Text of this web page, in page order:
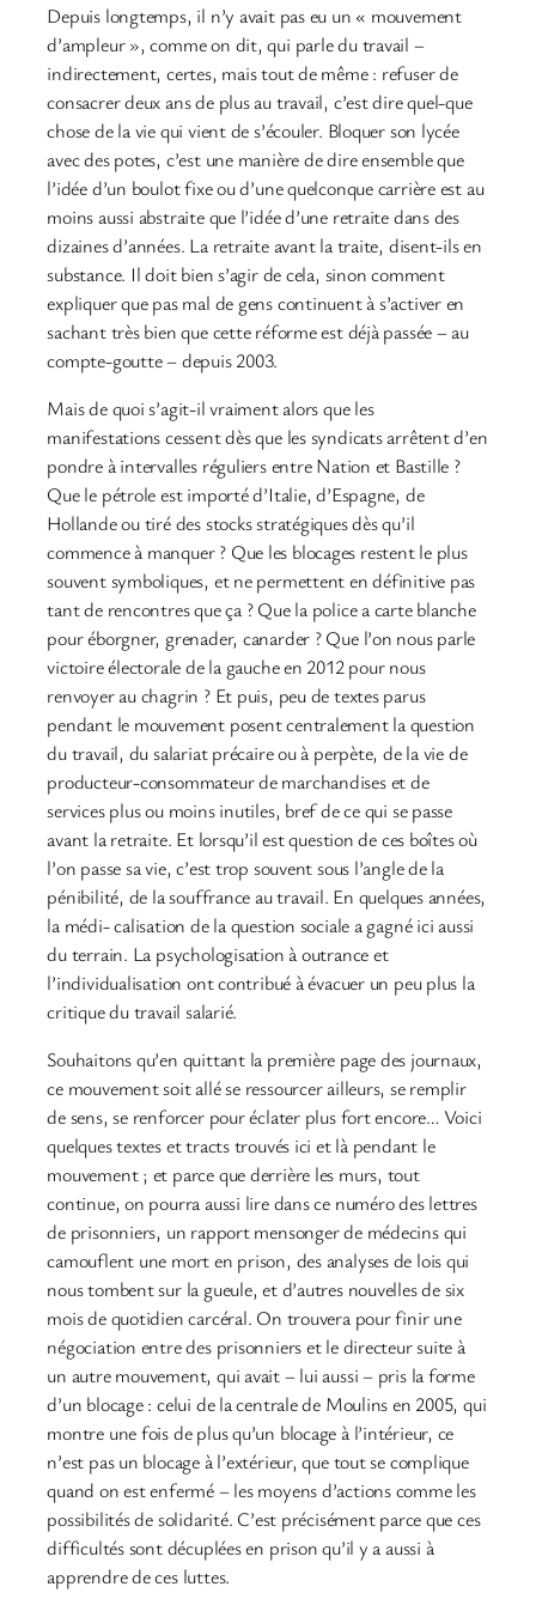
Depuis longtemps, il n’y avait pas eu un « mouvement
d’ampleur », comme on dit, qui parle du travail –
indirectement, certes, mais tout de même : refuser de
consacrer deux ans de plus au travail, c’est dire quel-que
chose de la vie qui vient de s’écouler. Bloquer son lycée
avec des potes, c’est une manière de dire ensemble que
l’idée d’un boulot fixe ou d’une quelconque carrière est au
moins aussi abstraite que l’idée d’une retraite dans des
dizaines d’années. La retraite avant la traite, disent-ils en
substance. Il doit bien s’agir de cela, sinon comment
expliquer que pas mal de gens continuent à s’activer en
sachant très bien que cette réforme est déjà passée – au
compte-goutte – depuis 2003.
Mais de quoi s’agit-il vraiment alors que les
manifestations cessent dès que les syndicats arrêtent d’en
pondre à intervalles réguliers entre Nation et Bastille ?
Que le pétrole est importé d’Italie, d’Espagne, de
Hollande ou tiré des stocks stratégiques dès qu’il
commence à manquer ? Que les blocages restent le plus
souvent symboliques, et ne permettent en définitive pas
tant de rencontres que ça ? Que la police a carte blanche
pour éborgner, grenader, canarder ? Que l’on nous parle
victoire électorale de la gauche en 2012 pour nous
renvoyer au chagrin ? Et puis, peu de textes parus
pendant le mouvement posent centralement la question
du travail, du salariat précaire ou à perpète, de la vie de
producteur-consommateur de marchandises et de
services plus ou moins inutiles, bref de ce qui se passe
avant la retraite. Et lorsqu’il est question de ces boîtes où
l’on passe sa vie, c’est trop souvent sous l’angle de la
pénibilité, de la souffrance au travail. En quelques années,
la médi- calisation de la question sociale a gagné ici aussi
du terrain. La psychologisation à outrance et
l’individualisation ont contribué à évacuer un peu plus la
critique du travail salarié.
Souhaitons qu’en quittant la première page des journaux,
ce mouvement soit allé se ressourcer ailleurs, se remplir
de sens, se renforcer pour éclater plus fort encore… Voici
quelques textes et tracts trouvés ici et là pendant le
mouvement ; et parce que derrière les murs, tout
continue, on pourra aussi lire dans ce numéro des lettres
de prisonniers, un rapport mensonger de médecins qui
camouflent une mort en prison, des analyses de lois qui
nous tombent sur la gueule, et d’autres nouvelles de six
mois de quotidien carcéral. On trouvera pour finir une
négociation entre des prisonniers et le directeur suite à
un autre mouvement, qui avait – lui aussi – pris la forme
d’un blocage : celui de la centrale de Moulins en 2005, qui
montre une fois de plus qu’un blocage à l’intérieur, ce
n’est pas un blocage à l’extérieur, que tout se complique
quand on est enfermé – les moyens d’actions comme les
possibilités de solidarité. C’est précisément parce que ces
difficultés sont décuplées en prison qu’il y a aussi à
apprendre de ces luttes.